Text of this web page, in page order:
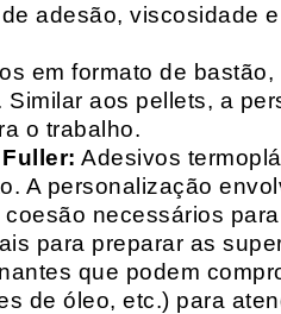
adesão, viscosidade
em formato de
aos pellets, a
o trabalho.
Adesivos
A personalização
necessários
para preparar as
que podem
de óleo, etc.) para